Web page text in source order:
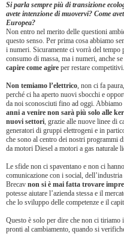
Si parla sempre più di transizione
avete intenzione di muovervi? Come
Europea?
Non entro nel merito delle questioni
questo senso. Per prima cosa abbiamo
i numeri. Sicuramente ci vorrà del
consumo di massa, ma i numeri, anche
capire come agire per restare competitivi.
Non temiamo l’elettrico, non ci fa
perché ci ha aperto nuovi sbocchi e
da noi sconosciuti fino ad oggi.
anni a venire non sarà più solo alle
nuovi settori, grazie alle nuove linee di
generatori di gruppi elettrogeni e in
che sono al centro dei nostri programmi
da motori Diesel a motori a gas naturale
Le sfide non ci spaventano e non ci
comunicazione con i social,
Brecav non si è mai fatta trovare
potesse aiutare l’azienda stessa e il
che lo sviluppo delle competenze e il
Questo è solo per dire che non ci tiriamo
pronti al cambiamento, quando si